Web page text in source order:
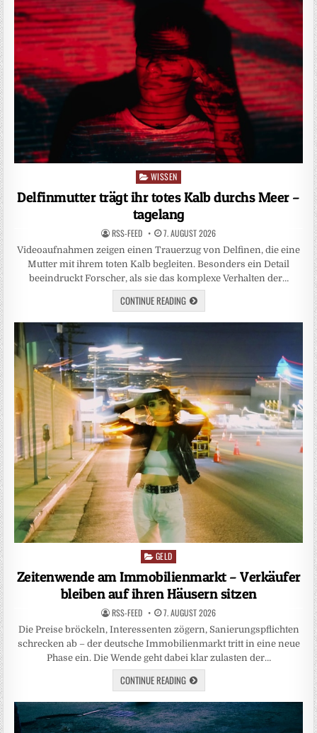
Posted
in
WISSEN
Delfinmutter trägt ihr totes Kalb durchs Meer –
tagelang
RSS-FEED 7. AUGUST 2026
Videoaufnahmen zeigen einen Trauerzug von Delfinen, die eine
Mutter mit ihrem toten Kalb begleiten. Besonders ein Detail
beeindruckt Forscher, als sie das komplexe Verhalten der…
CONTINUE READING
Posted
GELD
Zeitenwende am Immobilienmarkt – Verkäufer
bleiben auf ihren Häusern sitzen
RSS-FEED 7. AUGUST 2026
Die Preise bröckeln, Interessenten zögern, Sanierungspflichten
schrecken ab – der deutsche Immobilienmarkt tritt in eine neue
Phase ein. Die Wende geht dabei klar zulasten der…
CONTINUE READING